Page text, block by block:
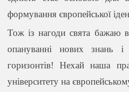
формування європейської
Тож із нагоди свята бажаю
опануванні нових знань
горизонтів! Нехай наша
університету на